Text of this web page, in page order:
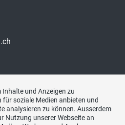
Inhalte und Anzeigen zu
soziale Medien anbieten und
analysieren zu können. Ausserdem
Nutzung unserer Webseite an